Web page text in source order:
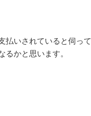
払いされていると伺って
るかと思います。